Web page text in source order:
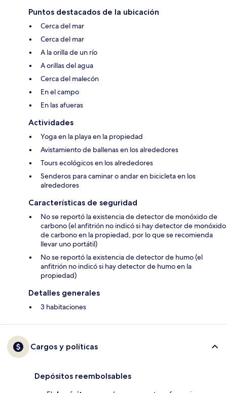
Puntos destacados de la ubicación
Cerca del mar
Cerca del mar
A la orilla de un río
A orillas del agua
Cerca del malecón
En el campo
En las afueras
Actividades
Yoga en la playa en la propiedad
Avistamiento de ballenas en los alrededores
Tours ecológicos en los alrededores
Senderos para caminar o andar en bicicleta en los
alrededores
Características de seguridad
No se reportó la existencia de detector de monóxido de
carbono (el anfitrión no indicó si hay detector de monóxido
de carbono en la propiedad, por lo que se recomienda
llevar uno portátil)
No se reportó la existencia de detector de humo (el
anfitrión no indicó si hay detector de humo en la
propiedad)
Detalles generales
3 habitaciones
Cargos y políticas
Depósitos reembolsables